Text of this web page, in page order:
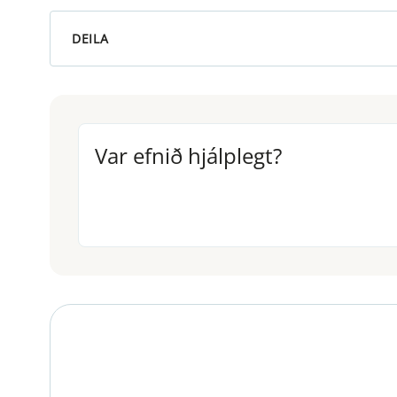
DEILA
Var efnið hjálplegt?
Var efnið hjálplegt?